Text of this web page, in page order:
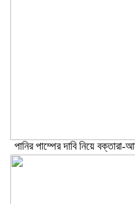
পানির পাম্পের দাবি নিয়ে